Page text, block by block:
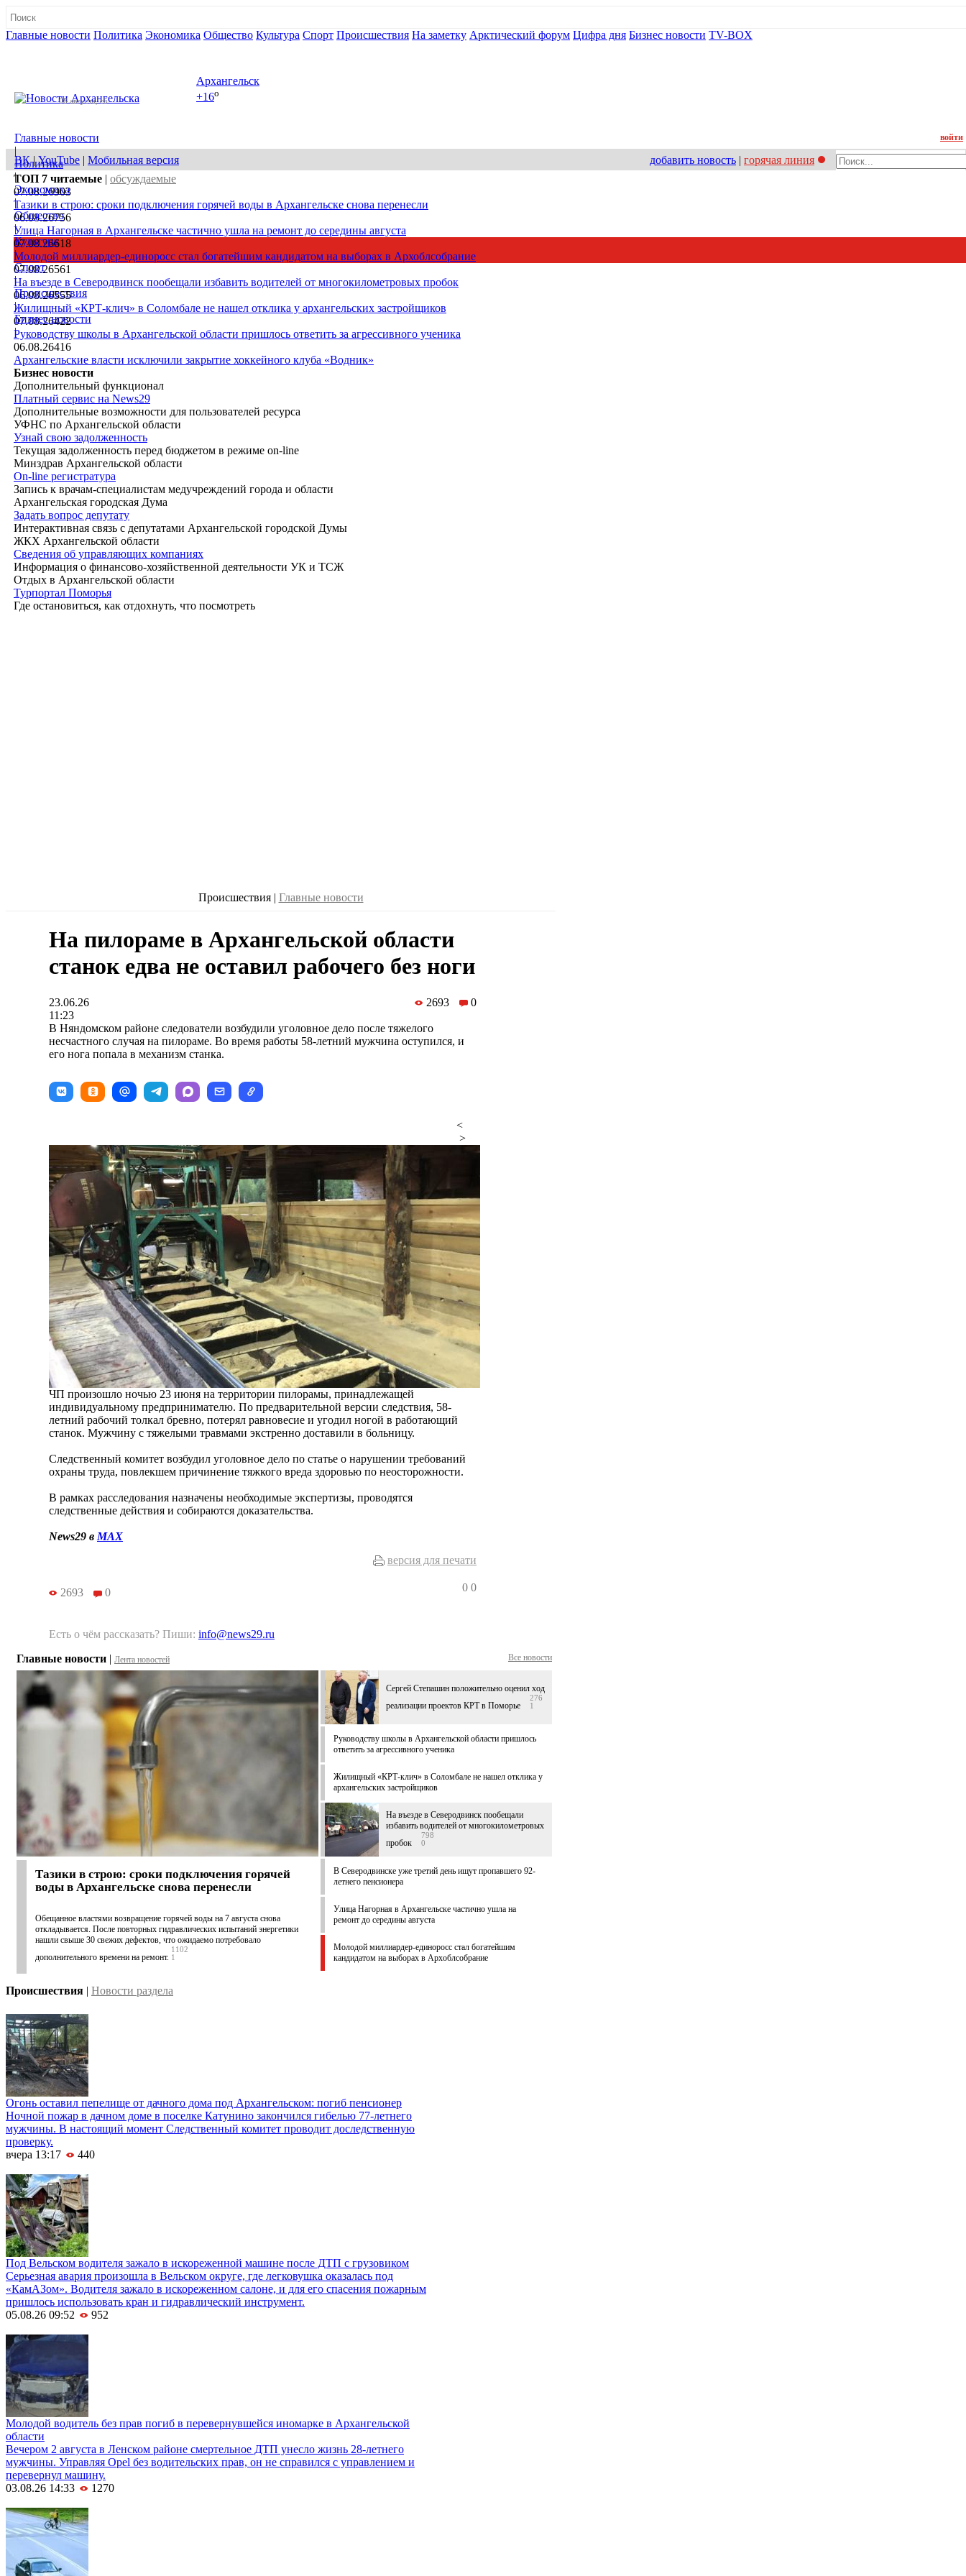
Главные новости Политика Экономика Общество Культура Спорт Происшествия На заметку Арктический форум Цифра дня Бизнес новости TV-BOX
08 августа, сб
Архангельск
+16o
Главные новости
|
Политика
|
Экономика
|
Общество
|
Культура
|
Спорт
|
Происшествия
|
Бизнес новости
|
войти
ВК|YouTube | Мобильная версия добавить новость | горячая линия
ТОП 7 читаемые | обсуждаемые
07.08.26903
Тазики в строю: сроки подключения горячей воды в Архангельске снова перенесли
06.08.26756
Улица Нагорная в Архангельске частично ушла на ремонт до середины августа
07.08.26618
Молодой миллиардер-единоросс стал богатейшим кандидатом на выборах в Архоблсобрание
07.08.26561
На въезде в Северодвинск пообещали избавить водителей от многокилометровых пробок
06.08.26555
Жилищный «КРТ-клич» в Соломбале не нашел отклика у архангельских застройщиков
07.08.26422
Руководству школы в Архангельской области пришлось ответить за агрессивного ученика
06.08.26416
Архангельские власти исключили закрытие хоккейного клуба «Водник»
Бизнес новости
Дополнительный функционал
Платный сервис на News29
Дополнительные возможности для пользователей ресурса
УФНС по Архангельской области
Узнай свою задолженность
Текущая задолженность перед бюджетом в режиме on-line
Минздрав Архангельской области
On-line регистратура
Запись к врачам-специалистам медучреждений города и области
Архангельская городская Дума
Задать вопрос депутату
Интерактивная связь с депутатами Архангельской городской Думы
ЖКХ Архангельской области
Сведения об управляющих компаниях
Информация о финансово-хозяйственной деятельности УК и ТСЖ
Отдых в Архангельской области
Турпортал Поморья
Где остановиться, как отдохнуть, что посмотреть
Происшествия | Главные новости
На пилораме в Архангельской области
станок едва не оставил рабочего без ноги
23.06.26
11:23
2693 0
В Няндомском районе следователи возбудили уголовное дело после тяжелого
несчастного случая на пилораме. Во время работы 58-летний мужчина оступился, и
его нога попала в механизм станка.
<
>
ЧП произошло ночью 23 июня на территории пилорамы, принадлежащей
индивидуальному предпринимателю. По предварительной версии следствия, 58-
летний рабочий толкал бревно, потерял равновесие и угодил ногой в работающий
станок. Мужчину с тяжелыми травмами экстренно доставили в больницу.
Следственный комитет возбудил уголовное дело по статье о нарушении требований
охраны труда, повлекшем причинение тяжкого вреда здоровью по неосторожности.
В рамках расследования назначены необходимые экспертизы, проводятся
следственные действия и собираются доказательства.
News29 в MAX
версия для печати
2693 0 0 0
Есть о чём рассказать? Пиши: info@news29.ru
Главные новости | Лента новостей Все новости
Тазики в строю: сроки подключения горячей
воды в Архангельске снова перенесли
Обещанное властями возвращение горячей воды на 7 августа снова
откладывается. После повторных гидравлических испытаний энергетики
нашли свыше 30 свежих дефектов, что ожидаемо потребовало
дополнительного времени на ремонт.
1102
1
Сергей Степашин положительно оценил ход
реализации проектов КРТ в Поморье
276
1
Руководству школы в Архангельской области пришлось
ответить за агрессивного ученика
Жилищный «КРТ-клич» в Соломбале не нашел отклика у
архангельских застройщиков
На въезде в Северодвинск пообещали
избавить водителей от многокилометровых
пробок
798
0
В Северодвинске уже третий день ищут пропавшего 92-
летнего пенсионера
Улица Нагорная в Архангельске частично ушла на
ремонт до середины августа
Молодой миллиардер-единоросс стал богатейшим
кандидатом на выборах в Архоблсобрание
Происшествия | Новости раздела
Огонь оставил пепелище от дачного дома под Архангельском: погиб пенсионер
Ночной пожар в дачном доме в поселке Катунино закончился гибелью 77-летнего
мужчины. В настоящий момент Следственный комитет проводит доследственную
проверку.
вчера 13:17
440
Под Вельском водителя зажало в искореженной машине после ДТП с грузовиком
Серьезная авария произошла в Вельском округе, где легковушка оказалась под
«КамАЗом». Водителя зажало в искореженном салоне, и для его спасения пожарным
пришлось использовать кран и гидравлический инструмент.
05.08.26 09:52
952
Молодой водитель без прав погиб в перевернувшейся иномарке в Архангельской
области
Вечером 2 августа в Ленском районе смертельное ДТП унесло жизнь 28-летнего
мужчины. Управляя Opel без водительских прав, он не справился с управлением и
перевернул машину.
03.08.26 14:33
1270